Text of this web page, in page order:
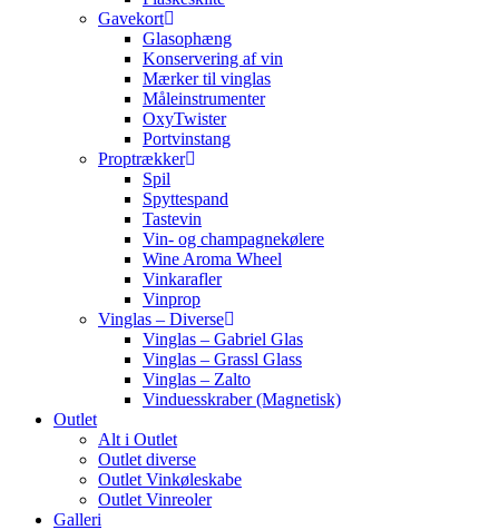
Gavekort
Glasophæng
Konservering af vin
Mærker til vinglas
Måleinstrumenter
OxyTwister
Portvinstang
Proptrækker
Spil
Spyttespand
Tastevin
Vin- og champagnekølere
Wine Aroma Wheel
Vinkarafler
Vinprop
Vinglas – Diverse
Vinglas – Gabriel Glas
Vinglas – Grassl Glass
Vinglas – Zalto
Vinduesskraber (Magnetisk)
Outlet
Alt i Outlet
Outlet diverse
Outlet Vinkøleskabe
Outlet Vinreoler
Galleri